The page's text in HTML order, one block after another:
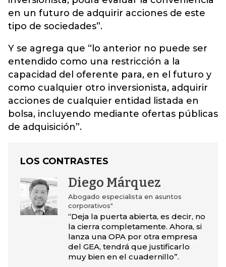
en un futuro de adquirir acciones de este
tipo de sociedades”.
Y se agrega que “lo anterior no puede ser
entendido como una restricción a la
capacidad del oferente para, en el futuro y
como cualquier otro inversionista, adquirir
acciones de cualquier entidad listada en
bolsa, incluyendo mediante ofertas públicas
de adquisición”.
LOS CONTRASTES
Diego Márquez
Abogado especialista en asuntos
corporativos"
“Deja la puerta abierta, es decir, no
la cierra completamente. Ahora, si
lanza una OPA por otra empresa
del GEA, tendrá que justificarlo
muy bien en el cuadernillo”.